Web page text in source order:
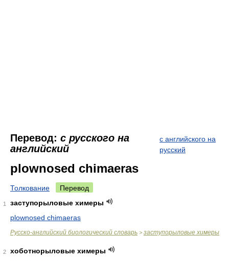
Перевод: с русского на
английский
с английского на
русский
plownosed chimaeras
Толкование Перевод
1
заступорыловые химеры
plownosed chimaeras
Русско-английский биологический словарь > заступорыловые химеры
2
хоботнорыловые химеры